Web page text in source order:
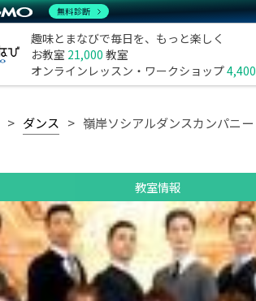
趣味とまなびで毎日を、もっと楽しく
お教室 21,000 教室
オンラインレッスン・ワークショップ4,400
ダンス 嶺岸ソシアルダンスカンパニー
教室情報
無料診断